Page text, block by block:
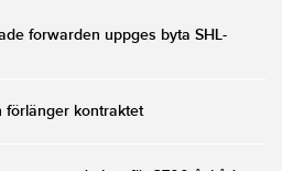
forwarden uppges byta SHL-
förlänger kontraktet